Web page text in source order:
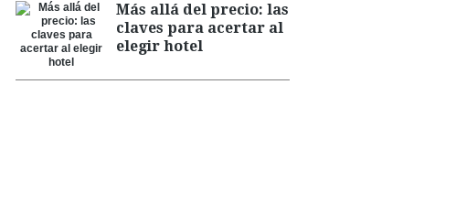
Más allá del precio: las
claves para acertar al
elegir hotel